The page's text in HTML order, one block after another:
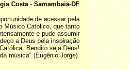
Costa - Samambaia-DF
de acessar pela
Músico Católico, que tanto
e pude assumir
a Deus pela inspiração
Bendito seja Deus!
música" (Eugênio Jorge).